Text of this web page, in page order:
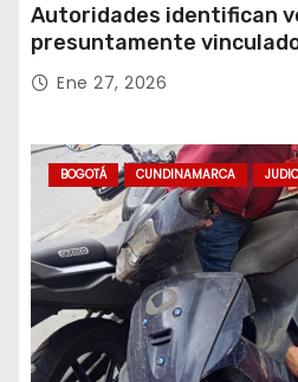
Autoridades identifican
presuntamente
conjuntos residenciales
Ene 27, 2026
BOGOTÁ CUNDINAMARCA